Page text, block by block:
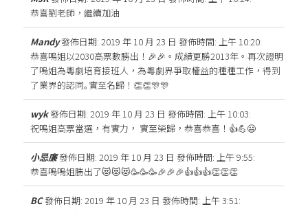
恭喜劉老師，繼續加油
Mandy發佈日期: 2019 年 10 月 23 日 發佈時間: 上午 10:20:
恭喜嗚姐以2030高票數勝出！🎉🎉。成績更勝2013年。再次證明
了嗚姐為粵劇培育接班人，為粵劇界爭取權益的種種工作，得到
了業界的認同｡實至名歸！👏👏🎊🎊
wyk發佈日期: 2019 年 10 月 23 日 發佈時間: 上午 10:03:
祝嗚姐高票當選，有實力， 實至榮歸，恭喜恭喜！👍💪😃
小忌廉發佈日期: 2019 年 10 月 23 日 發佈時間: 上午 9:55:
恭喜嗚嗚姐勝出了😻😻😻🥳🥳🥳🎉🎉🎉👍👍👍👏👏👏
BC發佈日期: 2019 年 10 月 23 日 發佈時間: 上午 3:51: